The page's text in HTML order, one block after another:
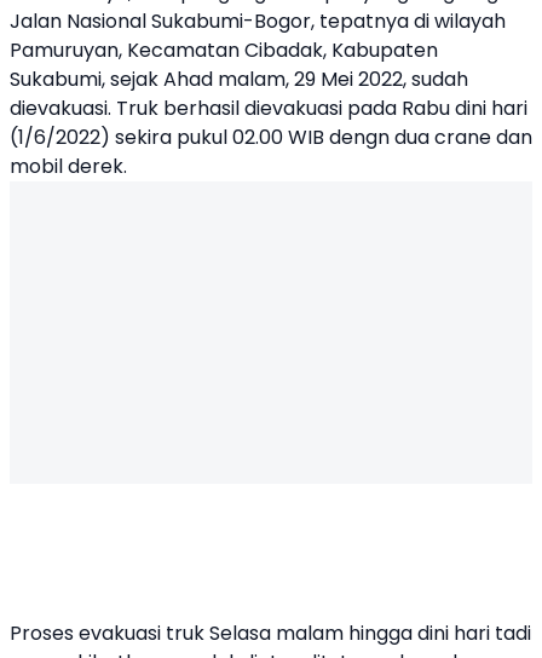
Jalan Nasional Sukabumi-Bogor, tepatnya di wilayah
Pamuruyan, Kecamatan Cibadak, Kabupaten
Sukabumi, sejak Ahad malam, 29 Mei 2022, sudah
dievakuasi. Truk berhasil dievakuasi pada Rabu dini hari
(1/6/2022) sekira pukul 02.00 WIB dengn dua crane dan
mobil derek.
Proses evakuasi truk Selasa malam hingga dini hari tadi